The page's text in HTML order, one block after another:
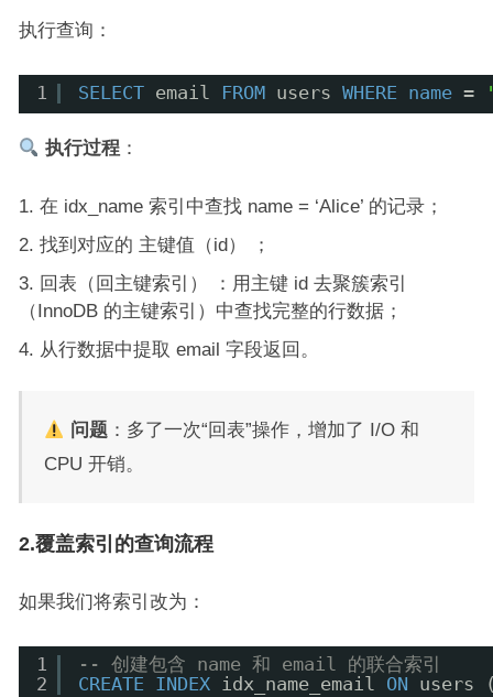
执行查询：
1 SELECT email FROM users WHERE name =
执行过程：
在 idx_name 索引中查找 name = ‘Alice’ 的记录；
找到对应的 主键值（id） ；
回表（回主键索引） ：用主键 id 去聚簇索引
（InnoDB 的主键索引）中查找完整的行数据；
从行数据中提取 email 字段返回。
问题：多了一次“回表”操作，增加了 I/O 和
CPU 开销。
2.覆盖索引的查询流程
如果我们将索引改为：
1
2
-- 创建包含 name 和 email 的联合索引
CREATE
INDEX idx_name_email ON users